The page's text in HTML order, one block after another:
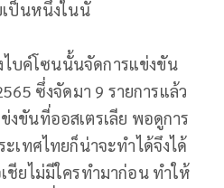
เป็นหนึ่งในนั้
ไบค์โซนนั้นจัดการแข่งขัน
ซึ่งจัดมา 9 รายการแล้ว
ขันที่ออสเตรเลีย พอดูการ
ะเทศไทยก็น่าจะทำได้จึงได้
ชียไม่มีใครทำมาก่อน ทำให้